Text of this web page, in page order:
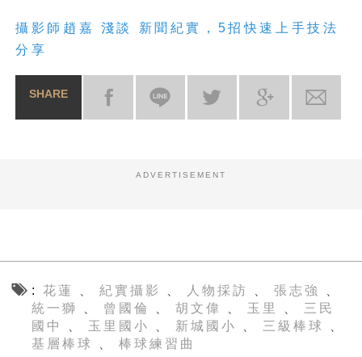
攝影師趙嘉 淺談 新聞紀實，5招快速上手技法
分享
SHARE
ADVERTISEMENT
花蓮 、紀實攝影 人物採訪 張志強
統一獅 曾國倫 胡文偉 玉里
三民
國中
玉里國小 新城國小 三級棒球
基層棒球 、棒球練習曲